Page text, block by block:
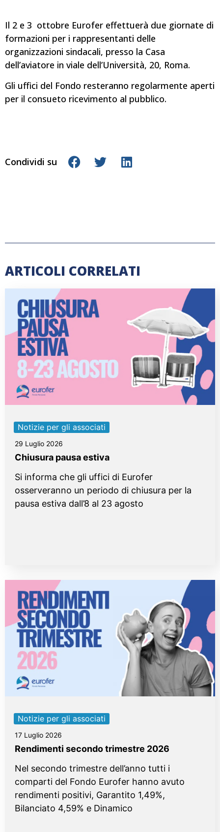
Il 2 e 3 ottobre Eurofer effettuerà due giornate di
formazioni per i rappresentanti delle
organizzazioni sindacali, presso la Casa
dell’aviatore in viale dell’Università, 20, Roma.
Gli uffici del Fondo resteranno regolarmente aperti
per il consueto ricevimento al pubblico.
Condividi su
ARTICOLI CORRELATI
Notizie per gli associati
29 Luglio 2026
Chiusura pausa estiva
Si informa che gli uffici di Eurofer
osserveranno un periodo di chiusura per la
pausa estiva dall’8 al 23 agosto
Notizie per gli associati
17 Luglio 2026
Rendimenti secondo trimestre 2026
Nel secondo trimestre dell’anno tutti i
comparti del Fondo Eurofer hanno avuto
rendimenti positivi, Garantito 1,49%,
Bilanciato 4,59% e Dinamico